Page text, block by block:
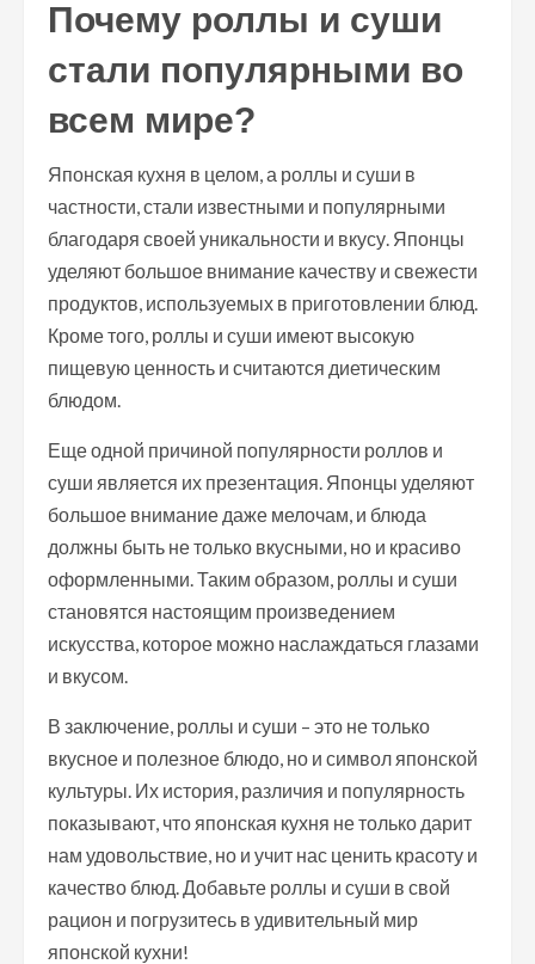
Почему роллы и суши
стали популярными во
всем мире?
Японская кухня в целом, а роллы и суши в
частности, стали известными и популярными
благодаря своей уникальности и вкусу. Японцы
уделяют большое внимание качеству и свежести
продуктов, используемых в приготовлении блюд.
Кроме того, роллы и суши имеют высокую
пищевую ценность и считаются диетическим
блюдом.
Еще одной причиной популярности роллов и
суши является их презентация. Японцы уделяют
большое внимание даже мелочам, и блюда
должны быть не только вкусными, но и красиво
оформленными. Таким образом, роллы и суши
становятся настоящим произведением
искусства, которое можно наслаждаться глазами
и вкусом.
В заключение, роллы и суши – это не только
вкусное и полезное блюдо, но и символ японской
культуры. Их история, различия и популярность
показывают, что японская кухня не только дарит
нам удовольствие, но и учит нас ценить красоту и
качество блюд. Добавьте роллы и суши в свой
рацион и погрузитесь в удивительный мир
японской кухни!